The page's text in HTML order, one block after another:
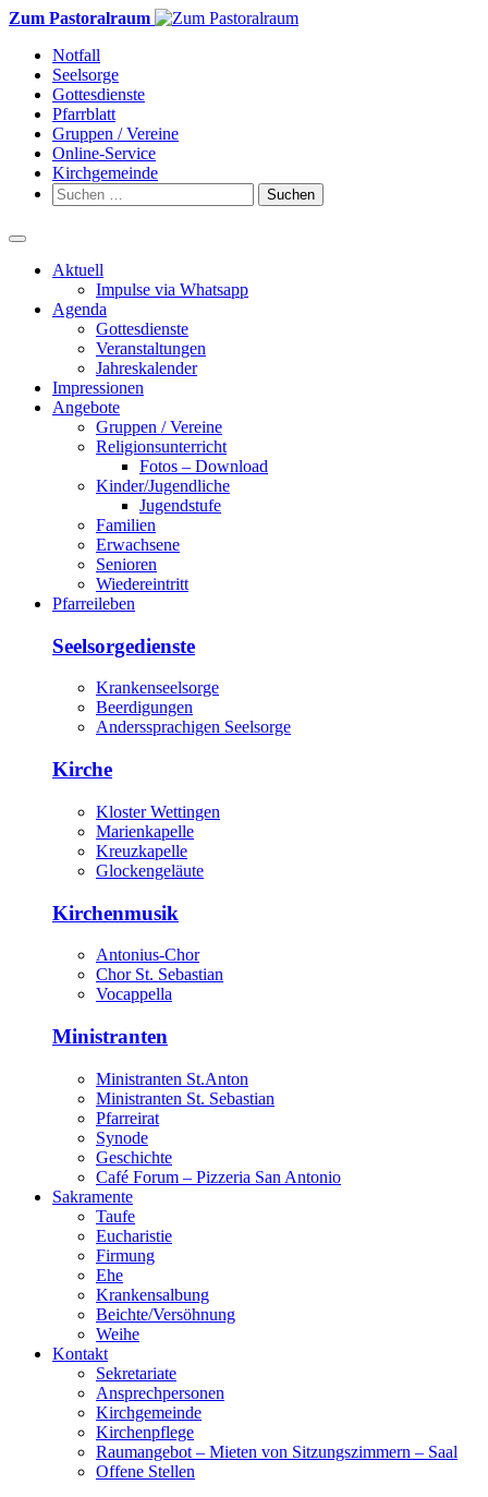
Weiter
Inhalt
Zum Pastoralraum
Notfall
Seelsorge
Gottesdienste
Pfarrblatt
Gruppen / Vereine
Online-Service
Kirchgemeinde
Suchen
nach:
Aktuell
Impulse via Whatsapp
Agenda
Gottesdienste
Veranstaltungen
Jahreskalender
Impressionen
Angebote
Gruppen / Vereine
Religionsunterricht
Fotos – Download
Kinder/Jugendliche
Jugendstufe
Familien
Erwachsene
Senioren
Wiedereintritt
Pfarreileben
Seelsorgedienste
Krankenseelsorge
Beerdigungen
Anderssprachigen Seelsorge
Kirche
Kloster Wettingen
Marienkapelle
Kreuzkapelle
Glockengeläute
Kirchenmusik
Antonius-Chor
Chor St. Sebastian
Vocappella
Ministranten
Ministranten St.Anton
Ministranten St. Sebastian
Pfarreirat
Synode
Geschichte
Café Forum – Pizzeria San Antonio
Sakramente
Taufe
Eucharistie
Firmung
Ehe
Krankensalbung
Beichte/Versöhnung
Weihe
Kontakt
Sekretariate
Ansprechpersonen
Kirchgemeinde
Kirchenpflege
Raumangebot – Mieten von Sitzungszimmern – Saal
Offene Stellen